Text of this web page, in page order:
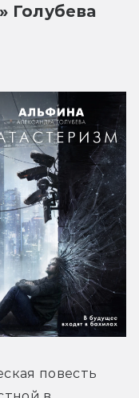
Голубева
повесть